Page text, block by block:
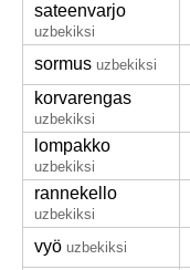
sateenvarjo
uzbekiksi
sormus uzbekiksi
korvarengas
uzbekiksi
lompakko
uzbekiksi
rannekello
uzbekiksi
vyö uzbekiksi